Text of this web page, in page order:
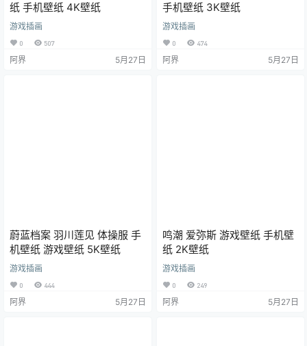
纸 手机壁纸 4K壁纸
游戏插画
0 507
阿界 5月27日
手机壁纸 3K壁纸
游戏插画
0 474
阿界 5月27日
蔚蓝档案 羽川莲见 体操服 手
机壁纸 游戏壁纸 5K壁纸
游戏插画
0 444
阿界 5月27日
鸣潮 爱弥斯 游戏壁纸 手机壁
纸 2K壁纸
游戏插画
0 249
阿界 5月27日